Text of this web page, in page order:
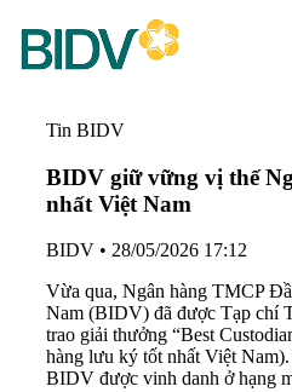
Tin BIDV
BIDV giữ vững vị thế
nhất Việt Nam
BIDV • 28/05/2026 17:12
Vừa qua, Ngân hàng TMCP
Nam (BIDV) đã được Tạp chí
trao giải thưởng “Best
hàng lưu ký tốt nhất Việt
BIDV được vinh danh ở hạng